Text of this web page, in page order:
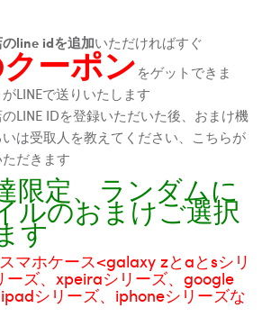
line idを追加いただければすぐ
ーポンをゲットできま
LINEで送りいたします
LINE IDを登録いただいた後、おまけ機
は受取人を教えてください、こちらが
だきます
限定、ランダムに
ルのおまけご選択
す
マホケース<galaxy zとaとsシリ
ーズ、xpeiraシリーズ、google
シリーズ、iphoneシリーズな